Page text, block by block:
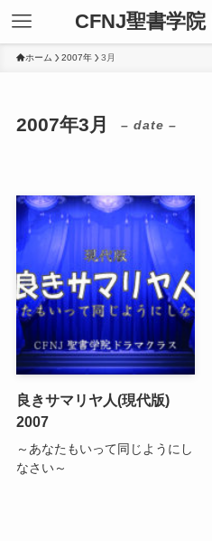
CFNJ聖書学
ホーム 2007年 3月
2007年3月 – date –
良きサマリヤ人(現代版)
2007
～あなたもいって同じようにし
なさい～